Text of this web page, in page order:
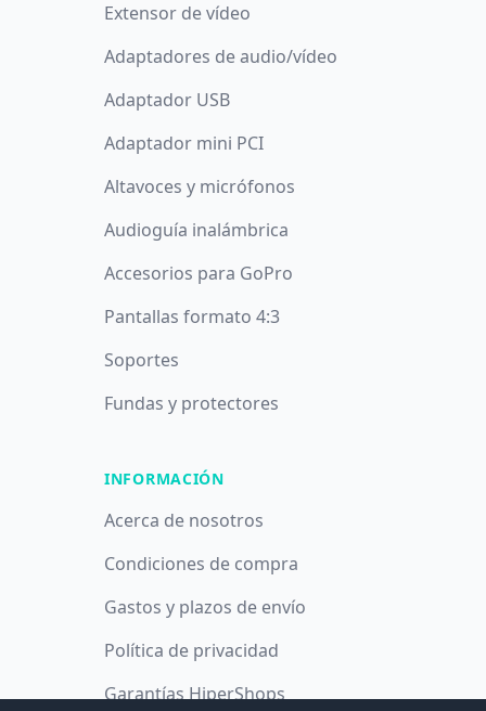
Extensor de vídeo
Adaptadores de audio/vídeo
Adaptador USB
Adaptador mini PCI
Altavoces y micrófonos
Audioguía inalámbrica
Accesorios para GoPro
Pantallas formato 4:3
Soportes
Fundas y protectores
INFORMACIÓN
Acerca de nosotros
Condiciones de compra
Gastos y plazos de envío
Política de privacidad
Garantías HiperShops